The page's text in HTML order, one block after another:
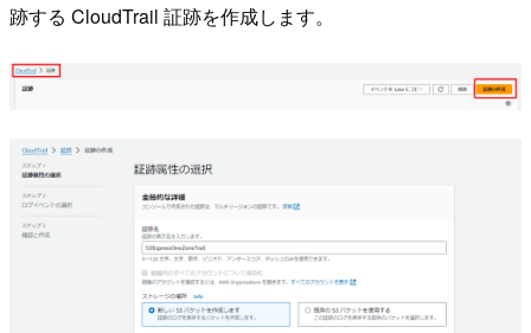
跡する CloudTrail 証跡を作成します。